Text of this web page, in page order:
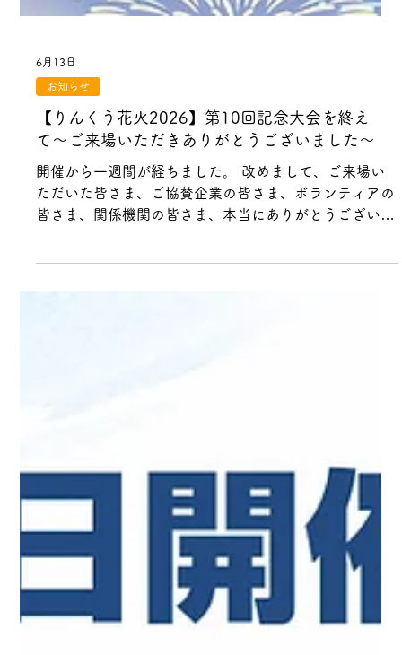
6月13日
お知らせ
【りんくう花火2026】第10回記念大会を終え
て〜ご来場いただきありがとうございました〜
開催から一週間が経ちました。 改めまして、ご来場い
を大きく超える人数の方々にご来場いただき、過去最大
戴しました。本当にありがとうございます。 いただい
たお声を大切にしながら、次の開催に向けて、より良い
花火大会づくりに活かしてまいります。 また、今年は
帰り際にスタッフへ向けて「ありがとう」と声を掛けて
くださる方々の姿もありました。 今大会のテーマであ
る「ありがとう」が、会場の中で自然に交わされていた
ことを、とても嬉しく感じています。 私たちは、自分
たちが子ど